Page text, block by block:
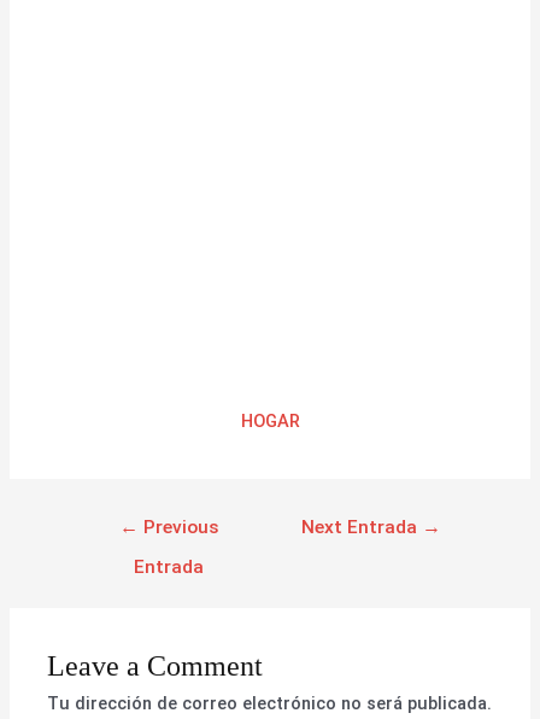
HOGAR
← Previous
Entrada
Next Entrada →
Leave a Comment
Tu dirección de correo electrónico no será publicada.